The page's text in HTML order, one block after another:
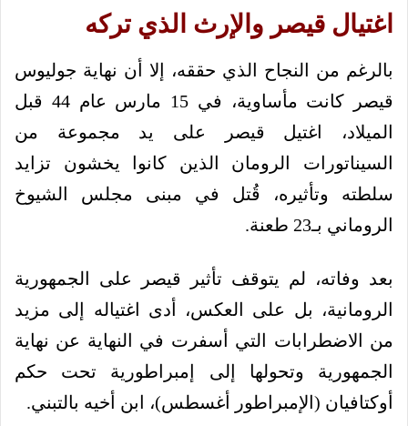
اغتيال قيصر والإرث الذي تركه
بالرغم من النجاح الذي حققه، إلا أن نهاية جوليوس
قيصر كانت مأساوية، في 15 مارس عام 44 قبل
الميلاد، اغتيل قيصر على يد مجموعة من
السيناتورات الرومان الذين كانوا يخشون تزايد
سلطته وتأثيره، قُتل في مبنى مجلس الشيوخ
الروماني بـ23 طعنة.
بعد وفاته، لم يتوقف تأثير قيصر على الجمهورية
الرومانية، بل على العكس، أدى اغتياله إلى مزيد
من الاضطرابات التي أسفرت في النهاية عن نهاية
الجمهورية وتحولها إلى إمبراطورية تحت حكم
أوكتافيان (الإمبراطور أغسطس)، ابن أخيه بالتبني.